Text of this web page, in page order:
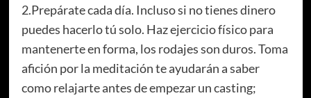
2.Prepárate cada día. Incluso si no tienes dinero
puedes hacerlo tú solo. Haz ejercicio físico para
mantenerte en forma, los rodajes son duros. Toma
afición por la meditación te ayudarán a saber
como relajarte antes de empezar un casting;